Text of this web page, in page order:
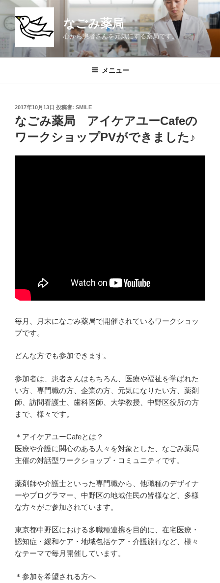
ン
テ
なごみ薬局
心から患者さんを元気にする薬局です。
メニュー
投
稿
日:
2017年10月13日 投稿者: SMILE
なごみ薬局 アイケアユーCafeの
ワークショップPVができました♪
毎月、月末になごみ薬局で開催されているワークショッ
プです。
どんな方でも参加できます。
参加者は、患者さんはもちろん、医療や福祉を学ばれた
い方、専門職の方、企業の方、元気になりたい方、薬剤
師、訪問看護士、歯科医師、大学教授、中野区役所の方
まで、様々です。
＊アイケアユーCafeとは？
医療や介護に関心のある人々を対象とした、なごみ薬局
主催の対話型ワークショップ・コミュニティです。
薬剤師や介護士といった専門職から、他職種のデザイナ
ーやプログラマー、中野区の地域住民の皆様など、多様
な方々がご参加されています。
東京都中野区における多職種連携を目的に、在宅医療・
認知症・緩和ケア・地域包括ケア・介護旅行など、様々
なテーマで毎月開催しています。
＊参加を希望される方へ